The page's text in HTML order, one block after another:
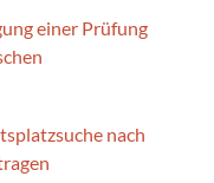
einer Prüfung
nach